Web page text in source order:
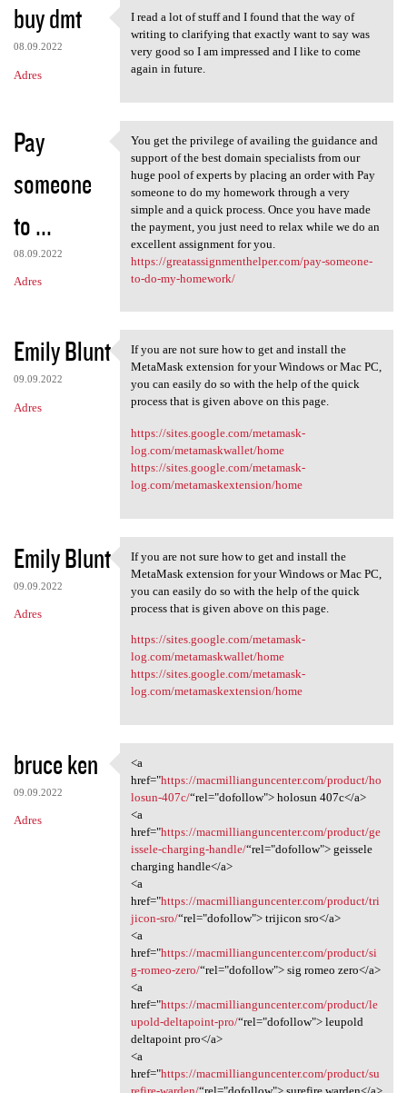
buy dmt
08.09.2022
Adres
I read a lot of stuff and I
I read a lot of stuff and I found that the way of
writing to clarifying that exactly want to say was
very good so I am impressed and I like to come
again in future.
Pay
someone
to ...
08.09.2022
Adres
You get the privilege of
You get the privilege of availing the guidance and
support of the best domain specialists from our
huge pool of experts by placing an order with Pay
someone to do my homework through a very
simple and a quick process. Once you have made
the payment, you just need to relax while we do an
excellent assignment for you.
https://greatassignmenthelper.com/pay-someone-
to-do-my-homework/
Emily Blunt
09.09.2022
Adres
If you are not sure how to
If you are not sure how to get and install the
MetaMask extension for your Windows or Mac PC,
you can easily do so with the help of the quick
process that is given above on this page.
https://sites.google.com/metamask-
log.com/metamaskwallet/home
https://sites.google.com/metamask-
log.com/metamaskextension/home
Emily Blunt
09.09.2022
Adres
If you are not sure how to
If you are not sure how to get and install the
MetaMask extension for your Windows or Mac PC,
you can easily do so with the help of the quick
process that is given above on this page.
https://sites.google.com/metamask-
log.com/metamaskwallet/home
https://sites.google.com/metamask-
log.com/metamaskextension/home
bruce ken
09.09.2022
Adres
<a href="https:/
<a
href="https://macmillianguncenter.com/product/ho
losun-407c/“rel="dofollow"> holosun 407c</a>
<a
href="https://macmillianguncenter.com/product/ge
issele-charging-handle/“rel="dofollow"> geissele
charging handle</a>
<a
href="https://macmillianguncenter.com/product/tri
jicon-sro/“rel="dofollow"> trijicon sro</a>
<a
href="https://macmillianguncenter.com/product/si
g-romeo-zero/“rel="dofollow"> sig romeo zero</a>
<a
href="https://macmillianguncenter.com/product/le
upold-deltapoint-pro/“rel="dofollow"> leupold
deltapoint pro</a>
<a
href="https://macmillianguncenter.com/product/su